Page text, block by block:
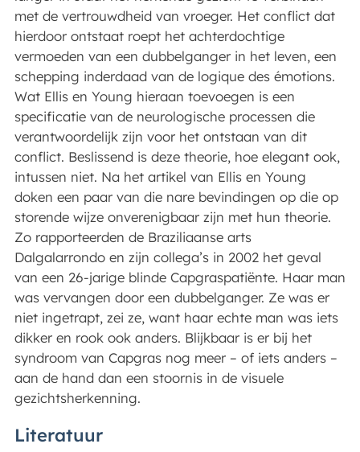
met de vertrouwdheid van vroeger. Het conflict dat
hierdoor ontstaat roept het achterdochtige
vermoeden van een dubbelganger in het leven, een
schepping inderdaad van de logique des émotions.
Wat Ellis en Young hieraan toevoegen is een
specificatie van de neurologische processen die
verantwoordelijk zijn voor het ontstaan van dit
conflict. Beslissend is deze theorie, hoe elegant ook,
intussen niet. Na het artikel van Ellis en Young
doken een paar van die nare bevindingen op die op
storende wijze onverenigbaar zijn met hun theorie.
Zo rapporteerden de Braziliaanse arts
Dalgalarrondo en zijn collega’s in 2002 het geval
van een 26-jarige blinde Capgraspatiënte. Haar man
was vervangen door een dubbelganger. Ze was er
niet ingetrapt, zei ze, want haar echte man was iets
dikker en rook ook anders. Blijkbaar is er bij het
syndroom van Capgras nog meer – of iets anders –
aan de hand dan een stoornis in de visuele
gezichtsherkenning.
Literatuur